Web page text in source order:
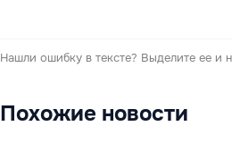
Нашли ошибку в тексте? Выделите ее и
Похожие новости